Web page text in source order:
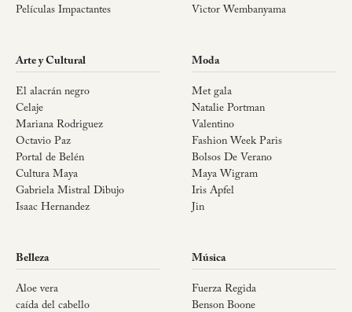
Películas Impactantes
Victor Wembanyama
Arte y Cultural
El alacrán negro
Celaje
Mariana Rodriguez
Octavio Paz
Portal de Belén
Cultura Maya
Gabriela Mistral Dibujo
Isaac Hernandez
Moda
Met gala
Natalie Portman
Valentino
Fashion Week Paris
Bolsos De Verano
Maya Wigram
Iris Apfel
Jin
Belleza
Aloe vera
caída del cabello
Música
Fuerza Regida
Benson Boone